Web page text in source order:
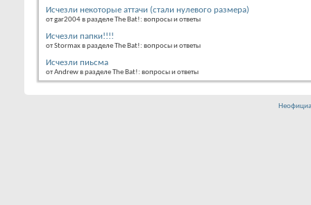
Исчезли некоторые аттачи (стали нулевого размера)
от gar2004 в разделе The Bat!: вопросы и ответы
Исчезли папки!!!!
от Stormax в разделе The Bat!: вопросы и ответы
Исчезли пиьсма
от Andrew в разделе The Bat!: вопросы и ответы